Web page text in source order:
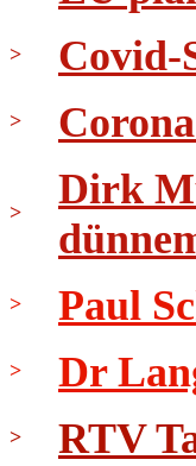
> Covid-
>
>
Dirk
> Paul
> Dr
> RTV